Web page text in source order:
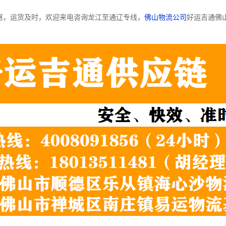
运货及时，欢迎来电咨询龙江至通辽专线， 佛山物流公司好运吉通佛